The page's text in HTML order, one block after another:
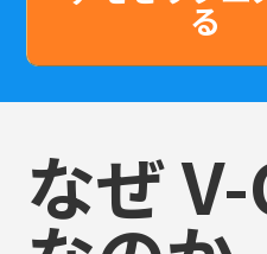
なぜ
なのか